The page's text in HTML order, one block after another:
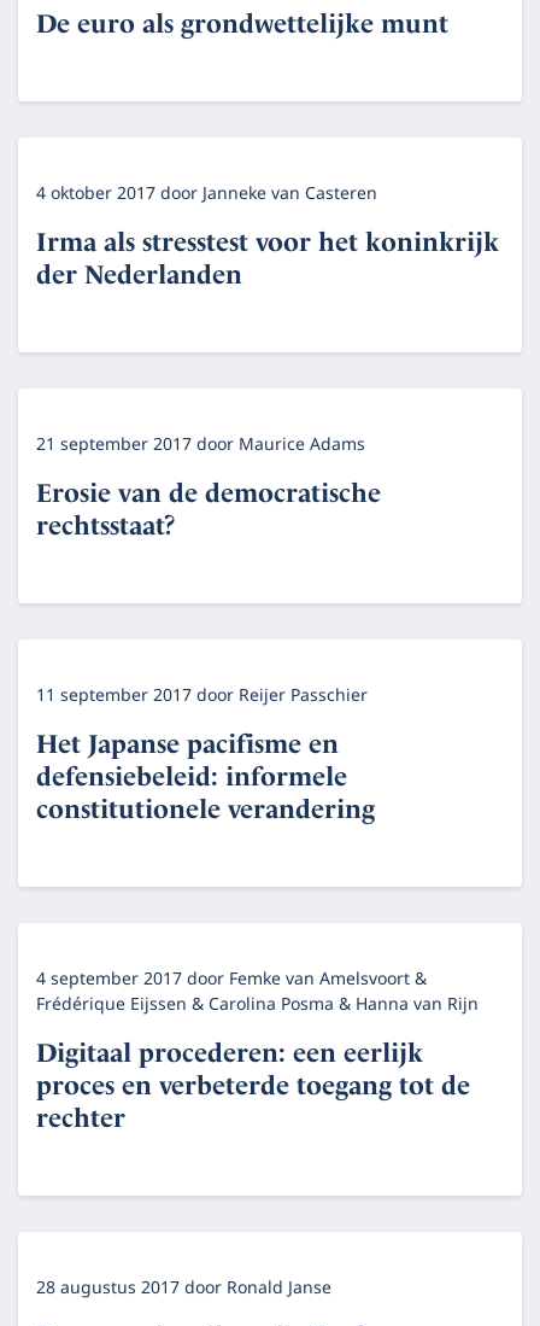
De euro als grondwettelijke munt
4 oktober 2017doorJanneke van Casteren
Irma als stresstest voor het koninkrijk
der Nederlanden
21 september 2017door Maurice Adams
Erosie van de democratische
rechtsstaat?
11 september 2017door Reijer Passchier
Het Japanse pacifisme en
defensiebeleid: informele
constitutionele verandering
4 september 2017door Femke van Amelsvoort &
Frédérique Eijssen & Carolina Posma & Hanna van Rijn
Digitaal procederen: een eerlijk
proces en verbeterde toegang tot de
rechter
28 augustus 2017door Ronald Janse